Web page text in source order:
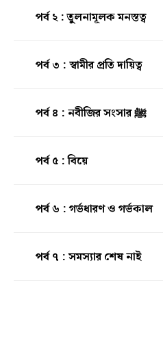
পর্ব ২ : তুলনামূলক মনস্তত্ব
পর্ব ৩ : স্বামীর প্রতি দায়িত্ব
পর্ব ৪ : নবীজির সংসার ﷺ
পর্ব ৫ : বিয়ে
পর্ব ৬ : গর্ভধারণ ও গর্ভকাল
পর্ব ৭ : সমস্যার শেষ নাই